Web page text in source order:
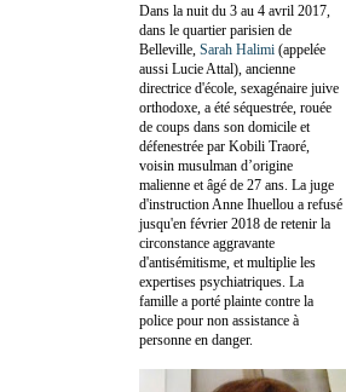
Dans la nuit du 3 au 4 avril 2017,
dans le quartier parisien de
Belleville, Sarah Halimi (appelée
aussi Lucie Attal), ancienne
directrice d'école, sexagénaire juive
orthodoxe, a été séquestrée, rouée
de coups dans son domicile et
défenestrée par Kobili Traoré,
voisin musulman d’origine
malienne et âgé de 27 ans. La juge
d'instruction Anne Ihuellou a refusé
jusqu'en février 2018 de retenir la
circonstance aggravante
d'antisémitisme, et multiplie les
expertises psychiatriques. La
famille a porté plainte contre la
police pour non assistance à
personne en danger.